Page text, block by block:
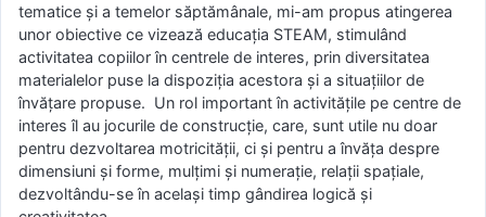
tematice și a temelor săptămânale, mi-am propus atingerea
unor obiective ce vizează educația STEAM, stimulând
activitatea copiilor în centrele de interes, prin diversitatea
materialelor puse la dispoziția acestora și a situațiilor de
învățare propuse. Un rol important în activitățile pe centre de
interes îl au jocurile de construcție, care, sunt utile nu doar
pentru dezvoltarea motricității, ci și pentru a învăța despre
dimensiuni și forme, mulțimi și numerație, relații spațiale,
dezvoltându-se în același timp gândirea logică și